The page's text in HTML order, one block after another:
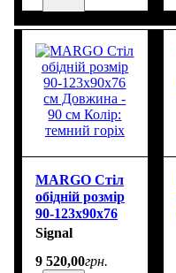
MARGO Стіл
обідній розмір
90-123х90х76
см Довжина -
темний горіх
Signal
9 520,00грн.